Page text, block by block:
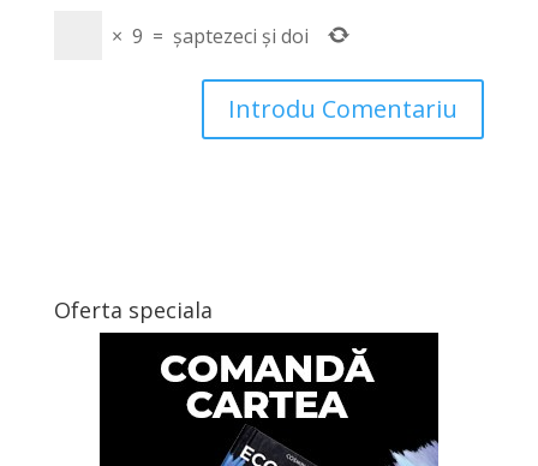
× 9 = șaptezeci și doi
Oferta speciala